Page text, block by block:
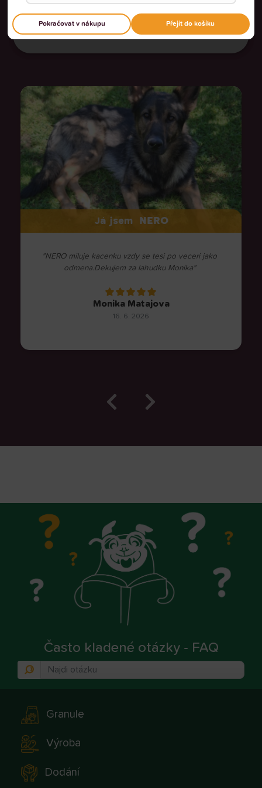
4.9
Na základě878 recenzí
Já jsem NERO
"NERO miluje kacenku vzdy se tesi po veceri jako
odmena.Dekujem za lahudku Monika"
Monika Matajova
16. 6. 2026
Často kladené otázky - FAQ
Granule
Výroba
Dodání
Pokračovat v nákupu Přejít do košíku
ZOBRAZIT PODROBNOSTI